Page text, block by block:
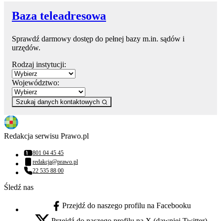
Baza teleadresowa
Sprawdź darmowy dostęp do pełnej bazy m.in. sądów i
urzędów.
Rodzaj instytucji:
Województwo:
Szukaj danych kontaktowych
Redakcja serwisu Prawo.pl
Numer telefonu:
801 04 45 45
Adres email:
redakcja@prawo.pl
Numer telefonu:
22 535 88 00
Śledź nas
facebook - otwiera się w nowej karcie
Przejdź do naszego profilu na Facebooku